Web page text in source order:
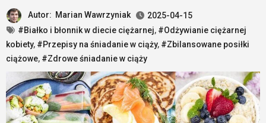
Autor: Marian Wawrzyniak
2025-04-15
#Białko i błonnik w diecie ciężarnej, #Odżywianie ciężarnej
kobiety, #Przepisy na śniadanie w ciąży, #Zbilansowane posiłki
ciążowe, #Zdrowe śniadanie w ciąży